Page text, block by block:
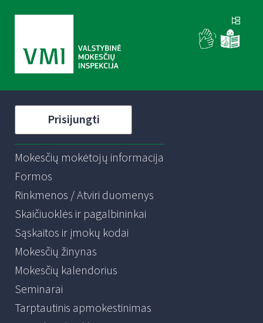
Prisijungti
Mokesčių mokėtojų informacija
Formos
Rinkmenos / Atviri duomenys
Skaičiuoklės ir pagalbininkai
Sąskaitos ir įmokų kodai
Mokesčių žinynas
Mokesčių kalendorius
Seminarai
Tarptautinis apmokestinimas